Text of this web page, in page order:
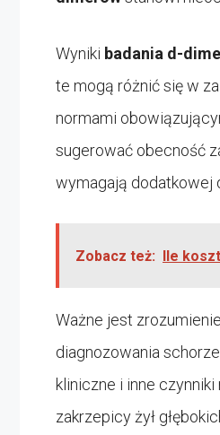
Wyniki badania d-
te mogą różnić się w
normami
sugerować obecność
wymagają dodatkowej
Zobacz też: Ile
Ważne jest
diagnozowania
kliniczne i inne
zakrzepicy żył